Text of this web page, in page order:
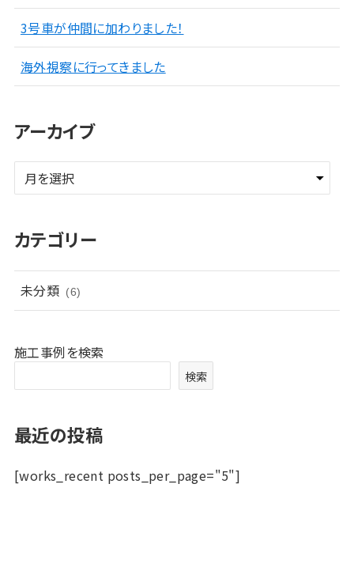
3号車が仲間に加わりました！
海外視察に行ってきました
アーカイブ
ー
ブ
カテゴリー
未分類 (6)
施工事例を検索
検索
最近の投稿
[works_recent posts_per_page="5"]